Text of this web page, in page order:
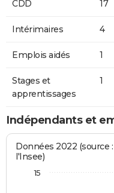
CDD 17
Intérimaires 4
Emplois aidés 1
Stages et
apprentissages
1
Indépendants et
Données 2022 (source
l'Insee)
15